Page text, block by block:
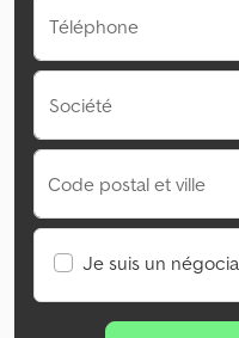
Téléphone
Société
Code postal et ville
Je suis un